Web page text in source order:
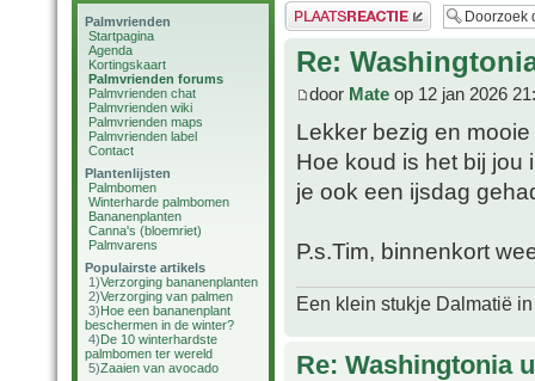
Palmvrienden
Startpagina
Agenda
Kortingskaart
Palmvrienden forums
Palmvrienden chat
Palmvrienden wiki
Palmvrienden maps
Palmvrienden label
Contact
Plantenlijsten
Palmbomen
Winterharde palmbomen
Bananenplanten
Canna's (bloemriet)
Palmvarens
Populairste artikels
1)Verzorging bananenplanten
2)Verzorging van palmen
3)Hoe een bananenplant
beschermen in de winter?
4)De 10 winterhardste
palmbomen ter wereld
5)Zaaien van avocado
Plaats een reactie
Re:
door Mate op 12 jan 2026
Lekker bezig en
Hoe koud is het bij jou
je ook een ijsdag
P.s.Tim, binnenkort
Een klein stukje Dalmatië
Re: Washingtonia